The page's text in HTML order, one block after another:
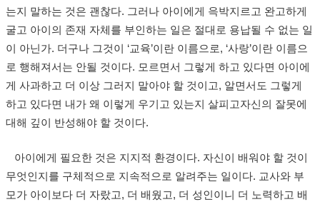
는지 말하는 것은 괜찮다. 그러나 아이에게 윽박지르고 완고하게
굴고 아이의 존재 자체를 부인하는 일은 절대로 용납될 수 없는 일
이 아닌가. 더구나 그것이 ‘교육’이란 이름으로, ‘사랑’이란 이름으
로 행해져서는 안될 것이다. 모르면서 그렇게 하고 있다면 아이에
게 사과하고 더 이상 그러지 말아야 할 것이고, 알면서도 그렇게
하고 있다면 내가 왜 이렇게 우기고 있는지 살피고자신의 잘못에
대해 깊이 반성해야 할 것이다.
아이에게 필요한 것은 지지적 환경이다. 자신이 배워야 할 것이
무엇인지를 구체적으로 지속적으로 알려주는 일이다. 교사와 부
모가 아이보다 더 자랐고, 더 배웠고, 더 성인이니 더 노력하고 배